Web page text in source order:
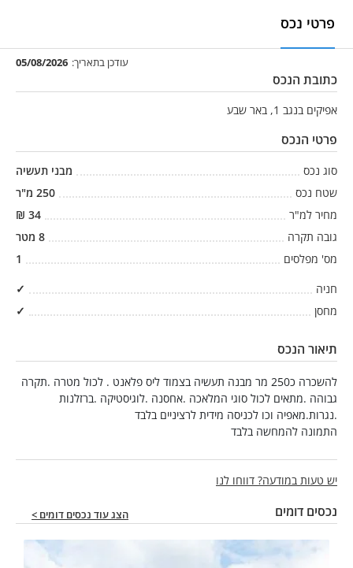
פרטי נכס
עודכן בתאריך: 05/08/2026
כתובת הנכס
אפיקים בנגב 1, באר שבע
פרטי הנכס
סוג נכס
מבני תעשיה
שטח נכס
250 מ"ר
מחיר למ"ר
34
₪
גובה תקרה
8 מטר
מס' מפלסים
1
חניה
✓
מחסן
✓
תיאור הנכס
להשכרה כ250 מר מבנה תעשיה בצמוד ליס פלאנט . לכול מטרה .תקרה
גבוהה .מתאים לכול סוגי המלאכה .אחסנה .לוגיסטיקה .ברזלנות
.נגרות.מאפיה וכו לכניסה מידית לרציניים בלבד
התמונה להמחשה בלבד
יש טעות במודעה? דווחו לנו
נכסים דומים הצג עוד נכסים דומים >